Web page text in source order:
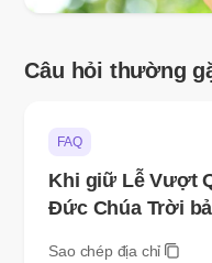
Câu hỏi thường
FAQ
Khi giữ Lễ Vượt
Đức Chúa Trời
Sao chép địa chỉ